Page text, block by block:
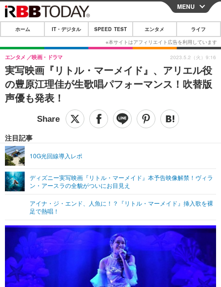
CLOSE
ホーム
IT・デジタル
IT・デジタルTOP スマートフォン
ネタ
ショッピング その他
SPEED TEST
エンタメ
エンタメTOP 映画・ドラマ
音楽
グラビア ブログ
ペット
その他
リリース一覧
プッシュ通知の停止方法
MENU
ホーム IT・デジタル SPEED TEST エンタメ ライフ
実写映画『リトル・マーメイド』、アリエル役
の豊原江理佳が生歌唱パフォーマンス！吹替版
声優も発表！
エンタメ 映画・ドラマ
注目記事
10G光回線導入レポ
ディズニー実写映画『リトル・マーメイド』本予告映像解禁！ヴィラ
ン・アースラの全貌がついにお目見え
アイナ・ジ・エンド、人魚に！？『リトル・マーメイド』挿入歌を裸
足で熱唱！
2023.5.2（火）9:16